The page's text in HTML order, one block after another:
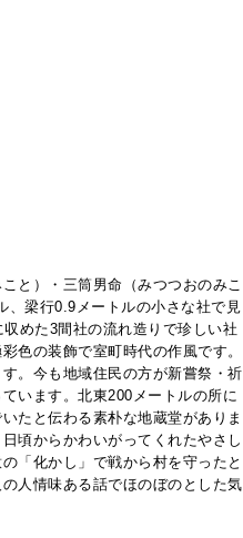
と）・三筒男命（みつつおのみこ
、梁行0.9メートルの小さな社で見
めた3間社の流れ造りで珍しい社
色の装飾で室町時代の作風です。
。今も地域住民の方が新嘗祭・祈
います。北東200メートルの所に
たと伝わる素朴な地蔵堂がありま
頃からかわいがってくれたやさし
「化かし」で戦から村を守ったと
人情味ある話でほのぼのとした気